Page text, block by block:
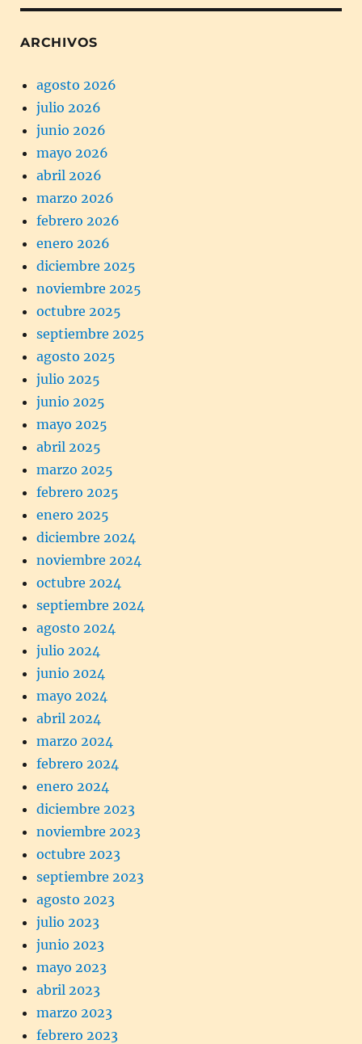
ARCHIVOS
agosto 2026
julio 2026
junio 2026
mayo 2026
abril 2026
marzo 2026
febrero 2026
enero 2026
diciembre 2025
noviembre 2025
octubre 2025
septiembre 2025
agosto 2025
julio 2025
junio 2025
mayo 2025
abril 2025
marzo 2025
febrero 2025
enero 2025
diciembre 2024
noviembre 2024
octubre 2024
septiembre 2024
agosto 2024
julio 2024
junio 2024
mayo 2024
abril 2024
marzo 2024
febrero 2024
enero 2024
diciembre 2023
noviembre 2023
octubre 2023
septiembre 2023
agosto 2023
julio 2023
junio 2023
mayo 2023
abril 2023
marzo 2023
febrero 2023